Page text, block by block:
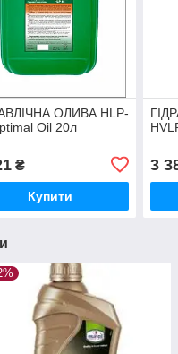
ОЛИВА HLP-
Oil 20л
₴
Купити
3